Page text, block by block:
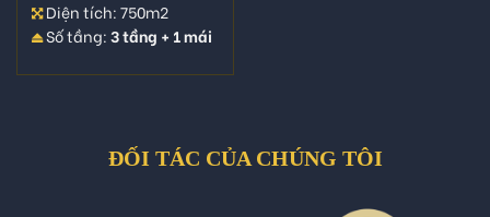
Diện tích: 750m2
Số tầng: 3 tầng + 1 mái
ĐỐI TÁC CỦA CHÚNG TÔI